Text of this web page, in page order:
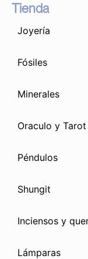
Tienda
Joyería
Fósiles
Minerales
Oraculo y Tarot
Péndulos
Shungit
Inciensos y
Lámparas